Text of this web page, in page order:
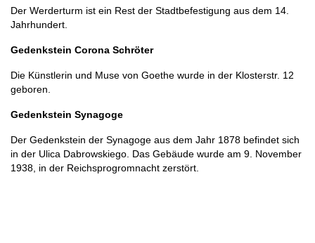
Der Werderturm ist ein Rest der Stadtbefestigung aus dem 14.
Jahrhundert.
Gedenkstein Corona Schröter
Die Künstlerin und Muse von Goethe wurde in der Klosterstr. 12
geboren.
Gedenkstein Synagoge
Der Gedenkstein der Synagoge aus dem Jahr 1878 befindet sich
in der Ulica Dabrowskiego. Das Gebäude wurde am 9. November
1938, in der Reichsprogromnacht zerstört.